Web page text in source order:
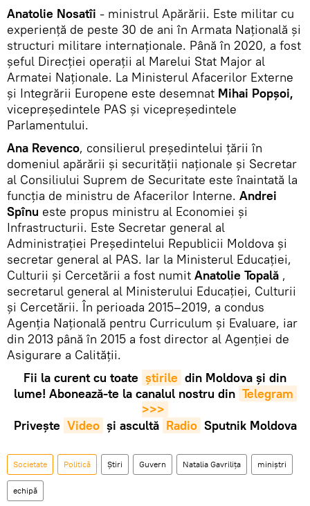
Anatolie Nosatîi - ministrul Apărării. Este militar cu
experiență de peste 30 de ani în Armata Națională și
structuri militare internaționale. Până în 2020, a fost
șeful Direcției operații al Marelui Stat Major al
Armatei Naționale. La Ministerul Afacerilor Externe
și Integrării Europene este desemnat Mihai Popșoi,
vicepreședintele PAS și vicepreședintele
Parlamentului.
Ana Revenco, consilierul președintelui țării în
domeniul apărării și securității naționale și Secretar
al Consiliului Suprem de Securitate este înaintată la
funcția de ministru de Afacerilor Interne. Andrei
Spînu este propus ministru al Economiei și
Infrastructurii. Este Secretar general al
Administrației Președintelui Republicii Moldova și
secretar general al PAS. Iar la Ministerul Educației,
Culturii și Cercetării a fost numit Anatolie Topală ,
secretarul general al Ministerului Educației, Culturii
și Cercetării. În perioada 2015–2019, a condus
Agenția Națională pentru Curriculum și Evaluare, iar
din 2013 până în 2015 a fost director al Agenției de
Asigurare a Calității.
Fii la curent cu toate știrile din Moldova și din
lume! Abonează-te la canalul nostru din Telegram
>>>
Privește Video și ascultă Radio Sputnik Moldova
Societate Politică Știri Guvern Natalia Gavrilița miniștri
echipă